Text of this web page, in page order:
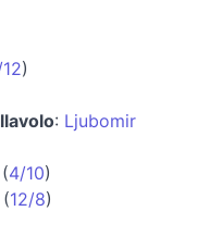
)
: Ljubomir
(4/10)
(12/8)